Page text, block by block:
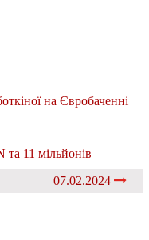
на Євробаченні
11 мільйонів
07.02.2024